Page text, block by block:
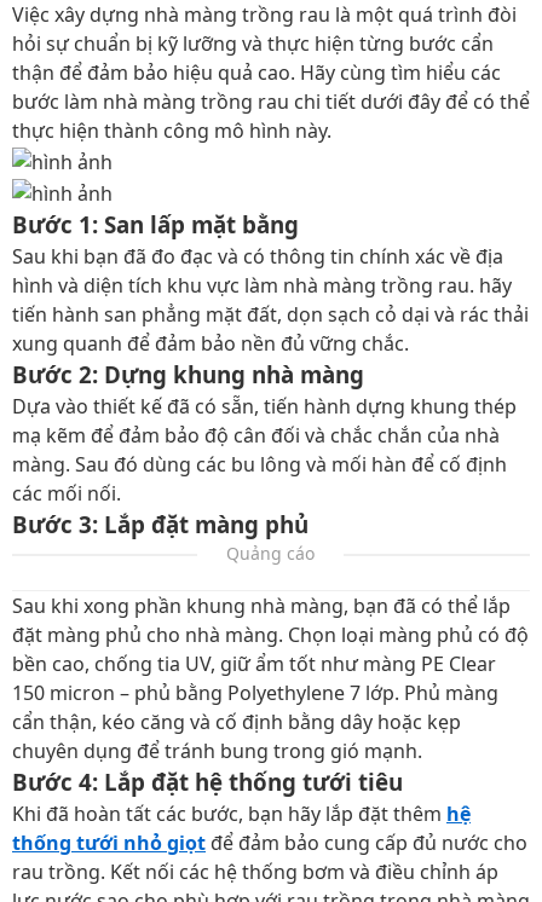
Việc xây dựng nhà màng trồng rau là một quá trình đòi
hỏi sự chuẩn bị kỹ lưỡng và thực hiện từng bước cẩn
thận để đảm bảo hiệu quả cao. Hãy cùng tìm hiểu các
bước làm nhà màng trồng rau chi tiết dưới đây để có thể
thực hiện thành công mô hình này.
Bước 1: San lấp mặt bằng
Sau khi bạn đã đo đạc và có thông tin chính xác về địa
hình và diện tích khu vực làm nhà màng trồng rau. hãy
tiến hành san phẳng mặt đất, dọn sạch cỏ dại và rác thải
xung quanh để đảm bảo nền đủ vững chắc.
Bước 2: Dựng khung nhà màng
Dựa vào thiết kế đã có sẵn, tiến hành dựng khung thép
mạ kẽm để đảm bảo độ cân đối và chắc chắn của nhà
màng. Sau đó dùng các bu lông và mối hàn để cố định
các mối nối.
Bước 3: Lắp đặt màng phủ
Quảng cáo
Sau khi xong phần khung nhà màng, bạn đã có thể lắp
đặt màng phủ cho nhà màng. Chọn loại màng phủ có độ
bền cao, chống tia UV, giữ ẩm tốt như màng PE Clear
150 micron – phủ bằng Polyethylene 7 lớp. Phủ màng
cẩn thận, kéo căng và cố định bằng dây hoặc kẹp
chuyên dụng để tránh bung trong gió mạnh.
Bước 4: Lắp đặt hệ thống tưới tiêu
Khi đã hoàn tất các bước, bạn hãy lắp đặt thêm hệ
thống tưới nhỏ giọt để đảm bảo cung cấp đủ nước cho
rau trồng. Kết nối các hệ thống bơm và điều chỉnh áp